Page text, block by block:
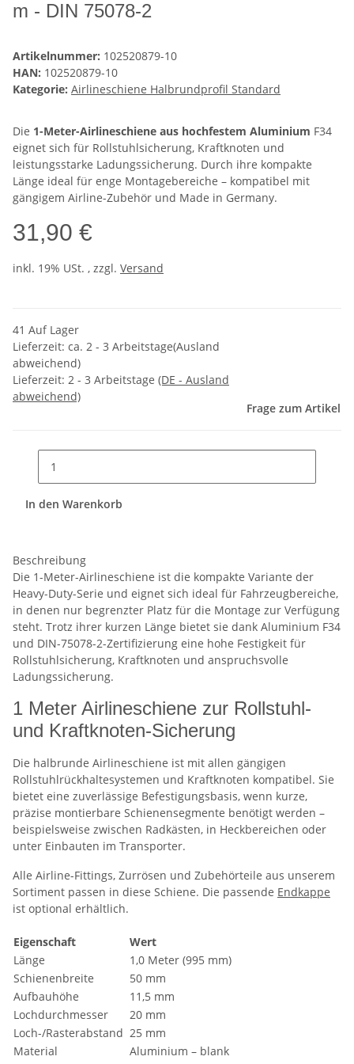
m - DIN 75078-2
Artikelnummer: 102520879-10
HAN: 102520879-10
Kategorie: Airlineschiene Halbrundprofil Standard
Die 1-Meter-Airlineschiene aus hochfestem Aluminium F34
eignet sich für Rollstuhlsicherung, Kraftknoten und
leistungsstarke Ladungssicherung. Durch ihre kompakte
Länge ideal für enge Montagebereiche – kompatibel mit
gängigem Airline-Zubehör und Made in Germany.
31,90 €
inkl. 19% USt. , zzgl. Versand
41 Auf Lager
Lieferzeit: ca. 2 - 3 Arbeitstage(Ausland
abweichend)
Lieferzeit: 2 - 3 Arbeitstage (DE - Ausland
abweichend)
Frage zum Artikel
In den Warenkorb
Beschreibung
Die 1-Meter-Airlineschiene ist die kompakte Variante der
Heavy-Duty-Serie und eignet sich ideal für Fahrzeugbereiche,
in denen nur begrenzter Platz für die Montage zur Verfügung
steht. Trotz ihrer kurzen Länge bietet sie dank Aluminium F34
und DIN-75078-2-Zertifizierung eine hohe Festigkeit für
Rollstuhlsicherung, Kraftknoten und anspruchsvolle
Ladungssicherung.
1 Meter Airlineschiene zur Rollstuhl-
und Kraftknoten-Sicherung
Die halbrunde Airlineschiene ist mit allen gängigen
Rollstuhlrückhaltesystemen und Kraftknoten kompatibel. Sie
bietet eine zuverlässige Befestigungsbasis, wenn kurze,
präzise montierbare Schienensegmente benötigt werden –
beispielsweise zwischen Radkästen, in Heckbereichen oder
unter Einbauten im Transporter.
Alle Airline-Fittings, Zurrösen und Zubehörteile aus unserem
Sortiment passen in diese Schiene. Die passende Endkappe
ist optional erhältlich.
Eigenschaft
Wert
Länge
1,0 Meter (995 mm)
Schienenbreite
50 mm
Aufbauhöhe
11,5 mm
Lochdurchmesser
20 mm
Loch-/Rasterabstand 25 mm
Material
Aluminium – blank